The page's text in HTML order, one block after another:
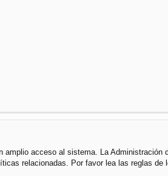
acceso al sistema. La
relacionadas. Por favor lea las reglas de